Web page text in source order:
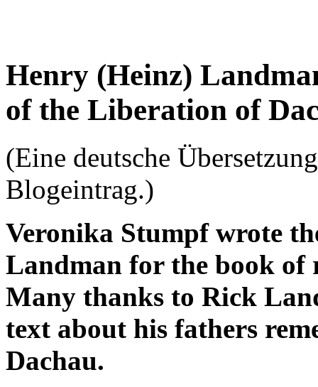
Henry (Heinz)
of the Liberation of
(Eine deutsche
Blogeintrag.)
Veronika Stumpf wrote
Landman for the book of
Many thanks to Rick
text about his fathers
Dachau.